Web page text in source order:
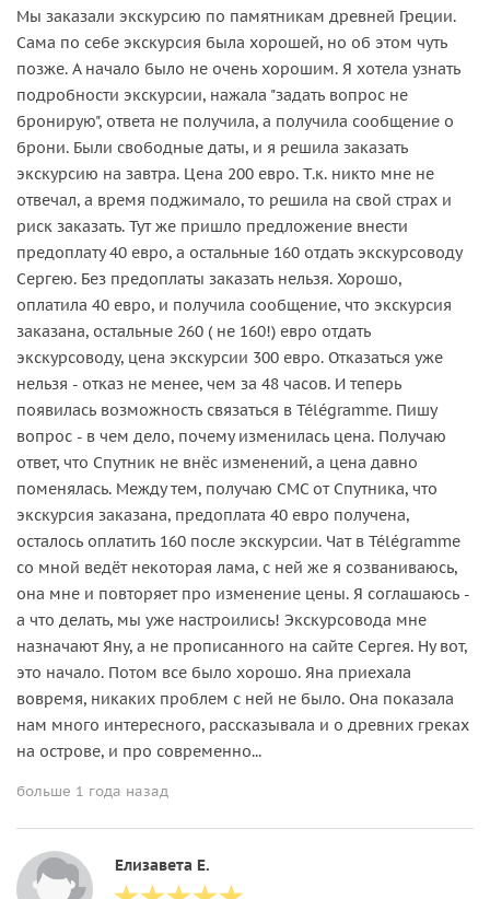
Мы заказали экскурсию по памятникам древней Греции.
Сама по себе экскурсия была хорошей, но об этом чуть
позже. А начало было не очень хорошим. Я хотела узнать
подробности экскурсии, нажала "задать вопрос не
бронирую", ответа не получила, а получила сообщение о
брони. Были свободные даты, и я решила заказать
экскурсию на завтра. Цена 200 евро. Т.к. никто мне не
отвечал, а время поджимало, то решила на свой страх и
риск заказать. Тут же пришло предложение внести
предоплату 40 евро, а остальные 160 отдать экскурсоводу
Сергею. Без предоплаты заказать нельзя. Хорошо,
оплатила 40 евро, и получила сообщение, что экскурсия
заказана, остальные 260 ( не 160!) евро отдать
экскурсоводу, цена экскурсии 300 евро. Отказаться уже
нельзя - отказ не менее, чем за 48 часов. И теперь
появилась возможность связаться в Télégramme. Пишу
вопрос - в чем дело, почему изменилась цена. Получаю
ответ, что Спутник не внёс изменений, а цена давно
поменялась. Между тем, получаю СМС от Спутника, что
экскурсия заказана, предоплата 40 евро получена,
осталось оплатить 160 после экскурсии. Чат в Télégramme
со мной ведёт некоторая лама, с ней же я созваниваюсь,
она мне и повторяет про изменение цены. Я соглашаюсь -
а что делать, мы уже настроились! Экскурсовода мне
назначают Яну, а не прописанного на сайте Сергея. Ну вот,
это начало. Потом все было хорошо. Яна приехала
вовремя, никаких проблем с ней не было. Она показала
нам много интересного, рассказывала и о древних греках
на острове, и про современно...
больше 1 года назад
Елизавета Е.